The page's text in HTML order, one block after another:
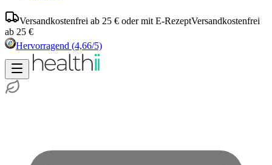
Versandkostenfrei ab 25 € oder mit E-RezeptVersandkostenfrei
ab 25 €
Hervorragend (4,66/5)